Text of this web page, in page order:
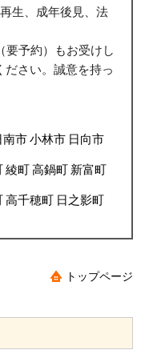
生、成年後見、法
要予約）もお受けし
さい。誠意を持っ
市 小林市 日向市
綾町 高鍋町 新富町
高千穂町 日之影町
トップページ